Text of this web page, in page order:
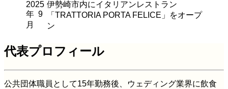
2025
年 9
月
伊勢崎市内にイタリアンレストラン
「TRATTORIA PORTA FELICE」をオープ
ン
代表プロフィール
公共団体職員として15年勤務後、ウェディング業界に飲食